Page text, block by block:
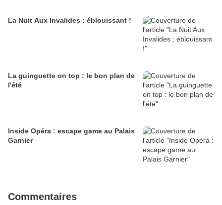
La Nuit Aux Invalides : éblouissant !
La guinguette on top : le bon plan de
l'été
Inside Opéra : escape game au Palais
Garnier
Commentaires